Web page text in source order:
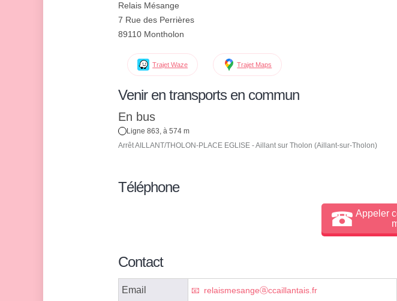
Relais Mésange
7 Rue des Perrières
89110 Montholon
Trajet Waze Trajet Maps
Venir en transports en commun
En bus
Ligne 863, à 574 m
Arrêt AILLANT/THOLON-PLACE EGLISE - Aillant sur Tholon (Aillant-sur-Tholon)
Téléphone
Appeler
Contact
Email relaismesangeⓐccaillantais.fr